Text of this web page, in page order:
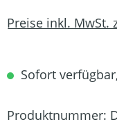
Preise inkl. MwSt.
Sofort
Produktnummer: